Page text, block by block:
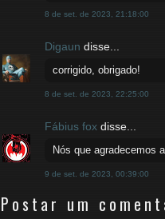
8 de set. de 2023, 21:18:00
Digaun disse...
corrigido, obrigado!
8 de set. de 2023, 22:25:00
Fábius fox disse...
Nós que agradecemos
9 de set. de 2023, 00:39:00
Postar um